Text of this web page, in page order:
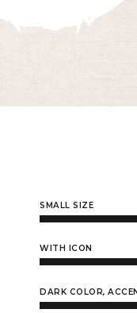
SMALL SIZE
WITH ICON
DARK COLOR,